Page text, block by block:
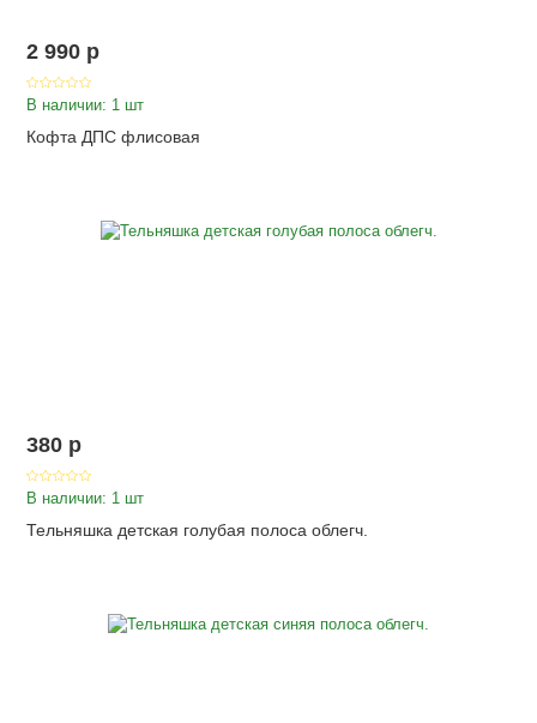
2 990 p
В наличии: 1 шт
Кофта ДПС флисовая
380 p
В наличии: 1 шт
Тельняшка детская голубая полоса облегч.